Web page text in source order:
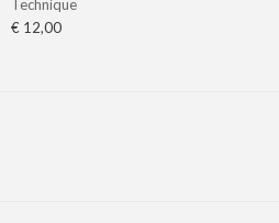
Technique
€ 12,00